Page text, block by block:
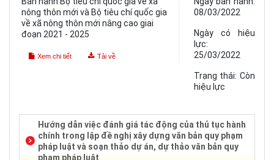
nông thôn mới và Bộ tiêu chí quốc gia
về xã nông thôn mới nâng cao giai
đoạn 2021 - 2025
Xem chi tiết Tải về
08/03/2022
Ngày có hiệu
lực:
25/03/2022
Trạng thái: Còn
hiệu lực
Hướng dẫn việc đánh giá tác động của thủ tục hành
chính trong lập đề nghị xây dựng văn bản quy phạm
pháp luật và soạn thảo dự án, dự thảo văn bản quy
phạm pháp luật